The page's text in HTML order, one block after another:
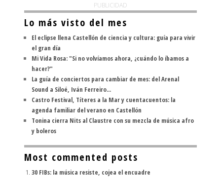
PUBLICIDAD
Lo más visto del mes
El eclipse llena Castellón de ciencia y cultura: guía para vivir
el gran día
Mi Vida Rosa: "Si no volvíamos ahora, ¿cuándo lo íbamos a
hacer?"
La guía de conciertos para cambiar de mes: del Arenal
Sound a Siloé, Iván Ferreiro...
Castro Festival, Títeres a la Mar y cuentacuentos: la
agenda familiar del verano en Castellón
Tonina cierra Nits al Claustre con su mezcla de música afro
y boleros
Most commented posts
30 FIBs: la música resiste, cojea el encuadre